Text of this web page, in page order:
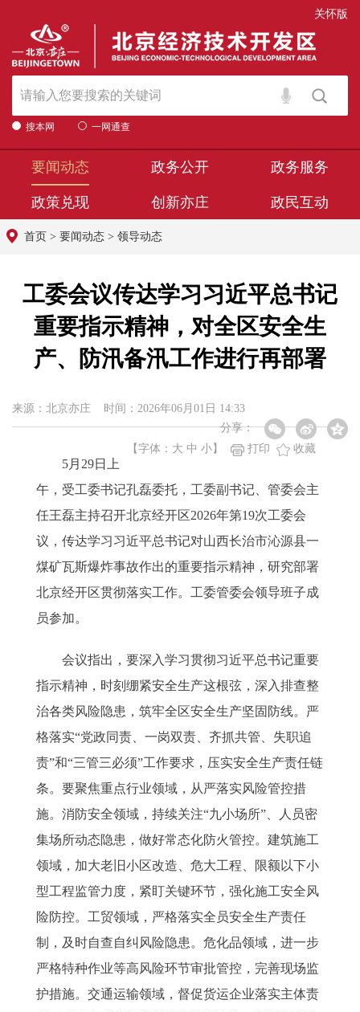
关怀版
搜本网 一网通查
要闻动态 政务公开 政务服务
政策兑现 创新亦庄 政民互动
首页 > 要闻动态 > 领导动态
工委会议传达学习习近平总书记
重要指示精神，对全区安全生
产、防汛备汛工作进行再部署
来源：北京亦庄 时间：2026年06月01日 14:33
分享：
【字体： 大 中 小 】 打印 收藏
5月29日上
午，受工委书记孔磊委托，工委副书记、管委会主
任王磊主持召开北京经开区2026年第19次工委会
议，传达学习习近平总书记对山西长治市沁源县一
煤矿瓦斯爆炸事故作出的重要指示精神，研究部署
北京经开区贯彻落实工作。工委管委会领导班子成
员参加。
会议指出，要深入学习贯彻习近平总书记重要
指示精神，时刻绷紧安全生产这根弦，深入排查整
治各类风险隐患，筑牢全区安全生产坚固防线。严
格落实“党政同责、一岗双责、齐抓共管、失职追
责”和“三管三必须”工作要求，压实安全生产责任链
条。要聚焦重点行业领域，从严落实风险管控措
施。消防安全领域，持续关注“九小场所”、人员密
集场所动态隐患，做好常态化防火管控。建筑施工
领域，加大老旧小区改造、危大工程、限额以下小
型工程监管力度，紧盯关键环节，强化施工安全风
险防控。工贸领域，严格落实全员安全生产责任
制，及时自查自纠风险隐患。危化品领域，进一步
严格特种作业等高风险环节审批管控，完善现场监
护措施。交通运输领域，督促货运企业落实主体责